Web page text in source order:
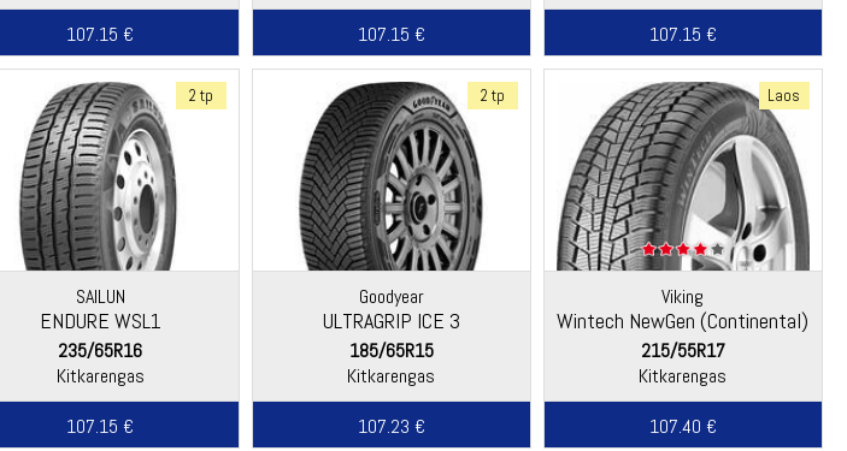
107.15 €
107.15 €
107.15 €
2 tp
SAILUN
ENDURE WSL1
235/65R16
Kitkarengas
107.15 €
2 tp
Goodyear
ULTRAGRIP ICE 3
185/65R15
Kitkarengas
107.23 €
Laos
Viking
Wintech NewGen (Continental)
215/55R17
Kitkarengas
107.40 €